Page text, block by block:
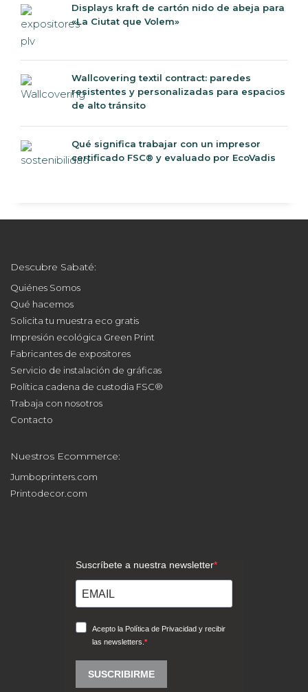
Displays kraft de cartón nido de abeja para
«La Ciutat que Volem»
Wallcovering textil contract: paredes
resistentes y personalizadas para espacios
de alto tránsito
Qué significa trabajar con un impresor
certificado FSC® y evaluado por EcoVadis
Descubre Sabaté:
Quiénes Somos
Qué hacemos
Solicita tu muestra eco gratis
Impresión ecológica Green Print
Fabricantes de expositores
Servicio de instalación de gráficas
Política cadena de custodia FSC®
Trabaja con nosotros
Contacto
Nuestros Ecommerce:
Jumboprinters.com
Printodecor.com